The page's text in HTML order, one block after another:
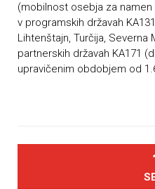
(mobilnost osebja za
v programskih državah
Lihtenštajn, Turčija, Severna
partnerskih državah KA171
upravičenim obdobjem od